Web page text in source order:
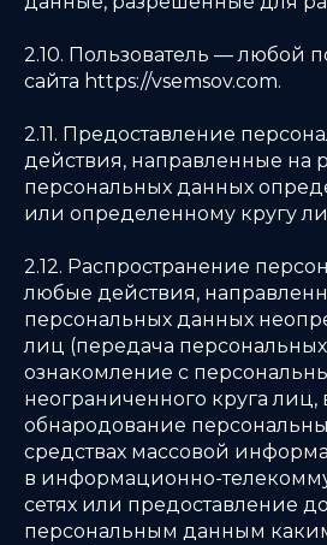
2.10. Пользователь — любой
сайта https://vsemsov.com.
2.11. Предоставление
действия, направленные на
персональных данных
или определенному кругу
2.12. Распространение
любые действия,
персональных данных
лиц (передача
ознакомление с
неограниченного круга лиц,
обнародование
средствах массовой
в информационно-
сетях или предоставление
персональным данным